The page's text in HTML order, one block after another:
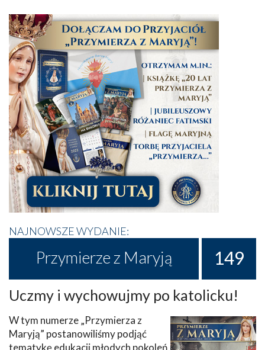
NAJNOWSZE WYDANIE:
Przymierze z Maryją 149
Uczmy i wychowujmy po katolicku!
W tym numerze „Przymierza z
Maryją” postanowiliśmy podjąć
tematykę edukacji młodych pokoleń